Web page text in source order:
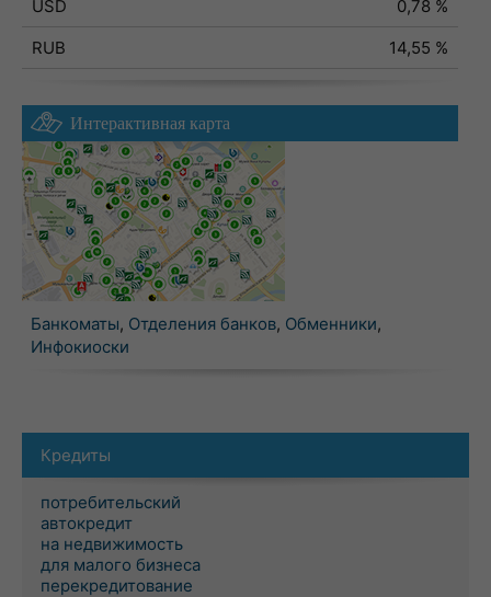
USD
0,78 %
RUB
14,55 %
Интерактивная карта
Банкоматы, Отделения банков, Обменники,
Инфокиоски
Кредиты
потребительский
автокредит
на недвижимость
для малого бизнеса
перекредитование